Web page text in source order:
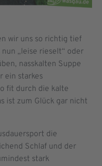
wir uns so richtig tief
„leise rieselt“ oder
nasskalten Suppe
ein starkes
fit durch die kalte
ist zum Glück gar nicht
die
Schlaf und der
stark